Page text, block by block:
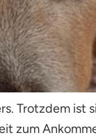
Trotzdem ist
zum